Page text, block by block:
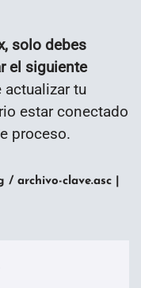
solo debes
el siguiente
actualizar tu
estar conectado
proceso.
archivo-clave.asc |